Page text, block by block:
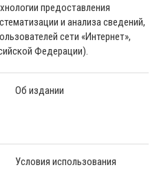
предоставления
и анализа сведений,
сети «Интернет»,
Федерации).
Об издании
Условия использования